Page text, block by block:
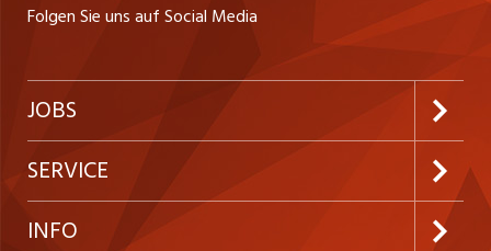
Folgen Sie uns auf Social Media
JOBS
Jobabo abonnieren
Neue Stellen
SERVICE
Kundenlogin
INFO